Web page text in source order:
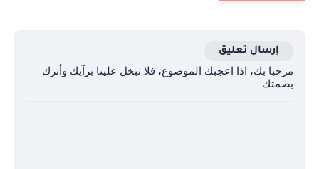
إرسال تعليق
مرحبا بك، اذا اعجبك الموضوع، فلا تبخل علينا برآيك وأترك
بصمتك